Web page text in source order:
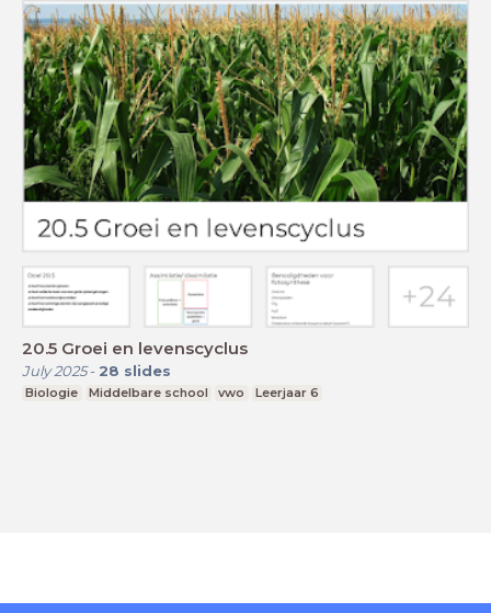
20.5 Groei en levenscyclus
July 2025- 28 slides
Biologie Middelbare school vwo Leerjaar 6